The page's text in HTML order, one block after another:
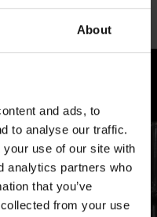
About
and ads, to
to analyse our traffic.
use of our site with
analytics partners who
that you’ve
from your use